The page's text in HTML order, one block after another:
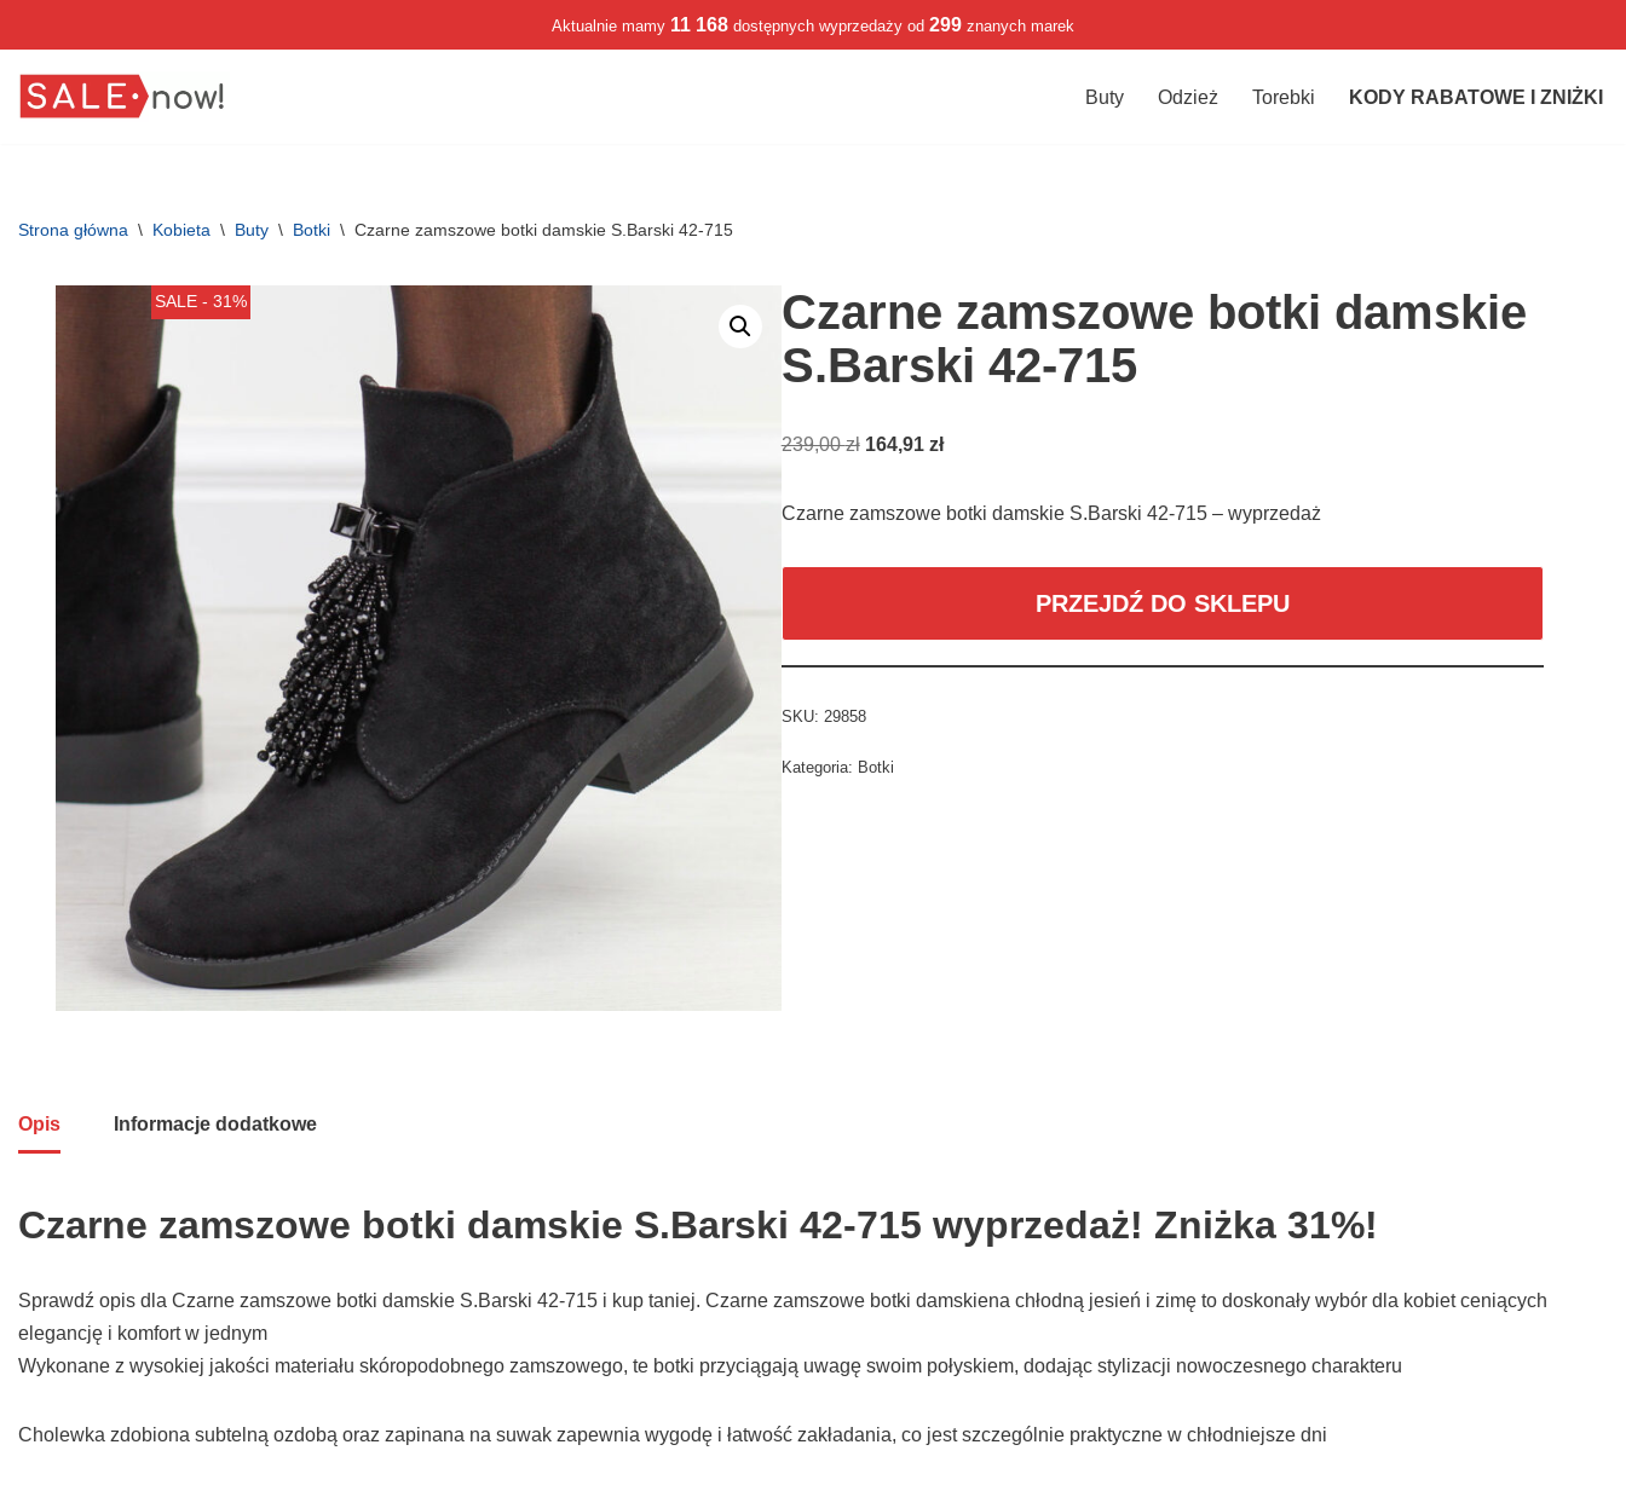
do
Aktualnie mamy 11 168 dostępnych wyprzedaży od 299 znanych marek
Buty Odzież Torebki KODY RABATOWE I ZNIŻKI
Strona główna \ Kobieta \ Buty \ Botki \ Czarne zamszowe botki damskie S.Barski 42-715
SALE - 31%
Czarne zamszowe botki damskie
S.Barski 42-715
239,00zł 164,91 zł
Czarne zamszowe botki damskie S.Barski 42-715 – wyprzedaż
PRZEJDŹ DO SKLEPU
SKU: 29858
Kategoria: Botki
Opis Informacje dodatkowe
Czarne zamszowe botki damskie S.Barski 42-715 wyprzedaż! Zniżka 31%!
Sprawdź opis dla Czarne zamszowe botki damskie S.Barski 42-715 i kup taniej. Czarne zamszowe botki damskiena chłodną jesień i zimę to doskonały wybór dla kobiet ceniących
elegancję i komfort w jednym
Wykonane z wysokiej jakości materiału skóropodobnego zamszowego, te botki przyciągają uwagę swoim połyskiem, dodając stylizacji nowoczesnego charakteru
Cholewka zdobiona subtelną ozdobą oraz zapinana na suwak zapewnia wygodę i łatwość zakładania, co jest szczególnie praktyczne w chłodniejsze dni